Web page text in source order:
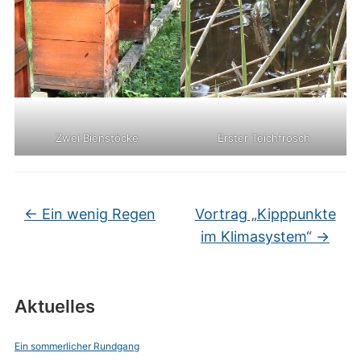
Aktuelles
Ein sommerlicher Rundgang
Zwei Bienstöcke Erster Teichfrosch
← Ein wenig Regen
Vortrag „Kipppunkte
im Klimasystem“ →